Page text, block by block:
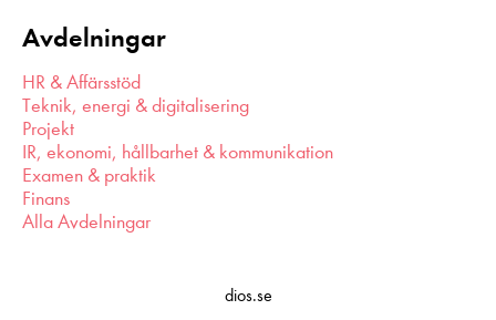
Avdelningar
HR & Affärsstöd
Teknik, energi & digitalisering
Projekt
IR, ekonomi, hållbarhet & kommunikation
Examen & praktik
Finans
Alla Avdelningar
dios.se